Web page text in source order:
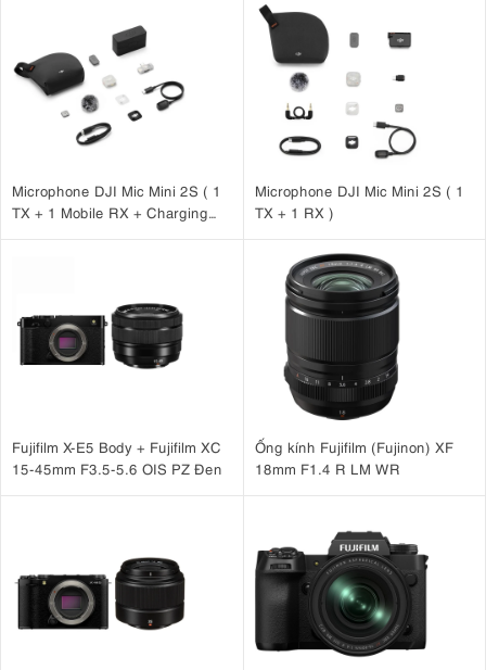
Microphone DJI Mic Mini 2S ( 1
TX + 1 Mobile RX + Charging
Microphone DJI Mic Mini 2S ( 1
TX + 1 RX )
Fujifilm X-E5 Body + Fujifilm XC
15-45mm F3.5-5.6 OIS PZ Đen
Ống kính Fujifilm (Fujinon) XF
18mm F1.4 R LM WR